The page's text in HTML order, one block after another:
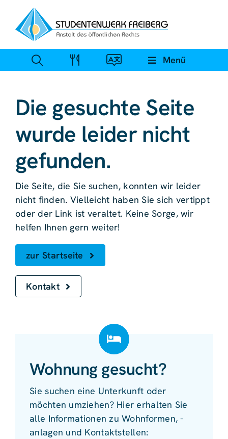
Inhalt
springen
Menü
Die gesuchte Seite
wurde leider nicht
gefunden.
Die Seite, die Sie suchen, konnten wir leider
nicht finden. Vielleicht haben Sie sich vertippt
oder der Link ist veraltet. Keine Sorge, wir
helfen Ihnen gern weiter!
zur Startseite
Kontakt
Wohnung gesucht?
Sie suchen eine Unterkunft oder
möchten umziehen? Hier erhalten Sie
alle Informationen zu Wohnformen, -
anlagen und Kontaktstellen: